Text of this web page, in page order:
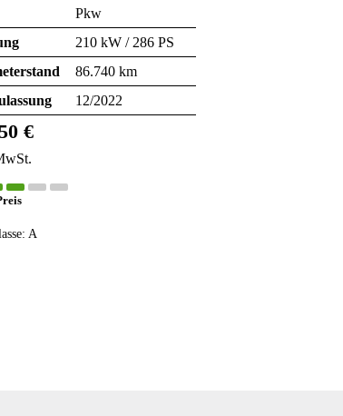
Pkw
210 kW / 286 PS
86.740 km
12/2022
€
A